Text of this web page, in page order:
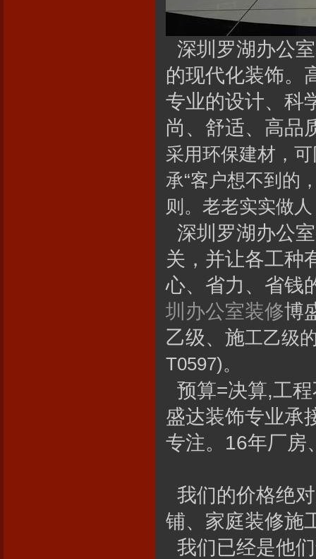
深圳罗湖办公
的现代化装饰。
专业的设计、科
尚、舒适、高品
采用环保建材，
承“客户想不到的
则。老老实实做
深圳罗湖办公
关，并让各工种
心、省力、省钱
圳办公室装修博
乙级、施工乙级
T0597)。
预算=决算,工
盛达装饰专业承
专注。16年厂房
我们的价格绝
铺、家庭装修施
我们已经是他